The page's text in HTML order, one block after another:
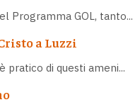
Programma GOL, tanto...
a Luzzi
pratico di questi ameni...